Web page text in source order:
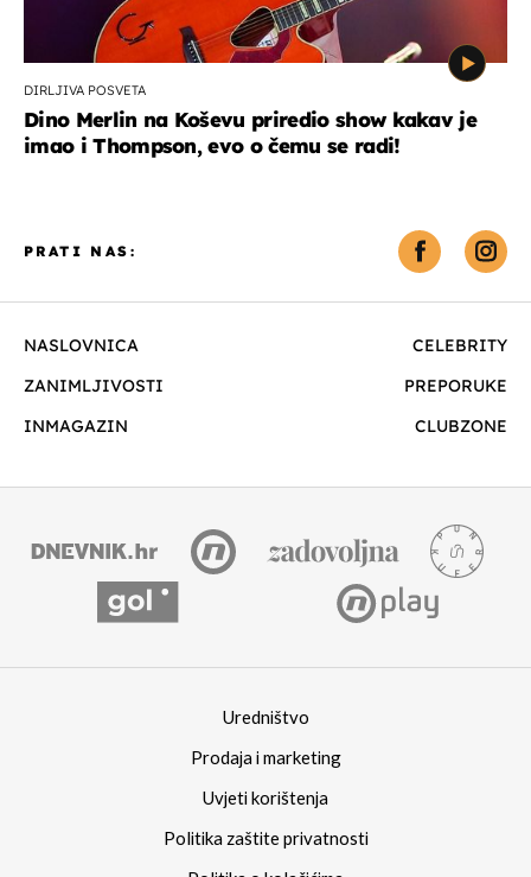
DIRLJIVA POSVETA
Dino Merlin na Koševu priredio show kakav je
imao i Thompson, evo o čemu se radi!
NASLOVNICA
CELEBRITY
ZANIMLJIVOSTI
PREPORUKE
INMAGAZIN
CLUBZONE
PRATI NAS:
Uredništvo
Prodaja i marketing
Uvjeti korištenja
Politika zaštite privatnosti